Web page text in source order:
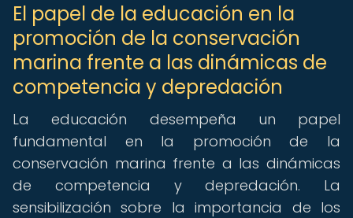
El papel de la educación en la
promoción de la conservación
marina frente a las dinámicas de
competencia y depredación
La educación desempeña un papel
fundamental en la promoción de la
conservación marina frente a las dinámicas
de competencia y depredación. La
sensibilización sobre la importancia de los